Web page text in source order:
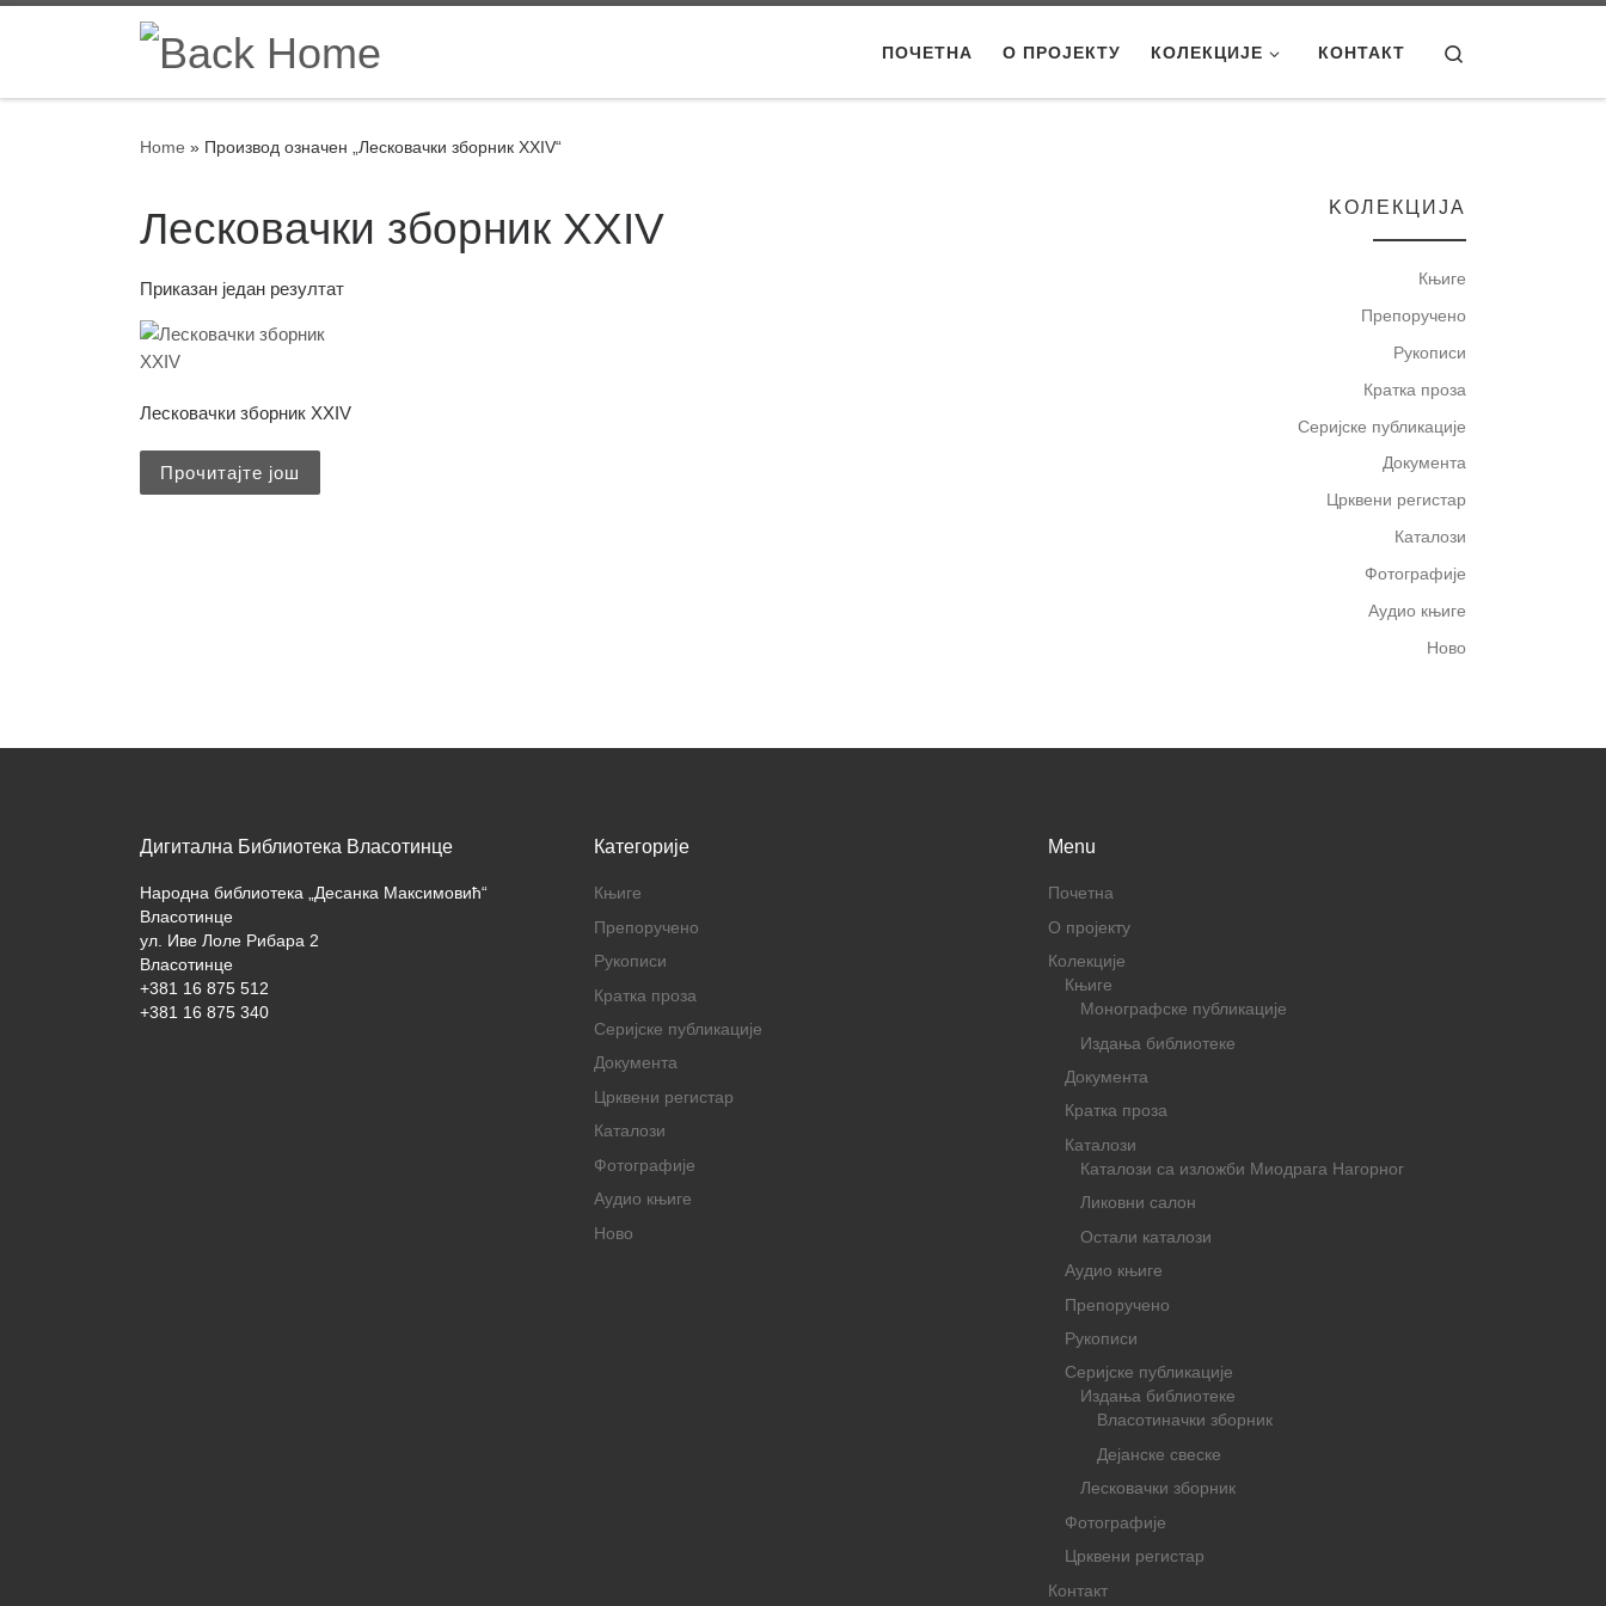
Skip to content
ПОЧЕТНА О ПРОЈЕКТУ КОЛЕКЦИЈЕ КОНТАКТ
Home » Производ oзначен „Лесковачки зборник XXIV“
Лесковачки зборник XXIV
Приказан један резултат
Лесковачки зборник XXIV
Прочитајте још
KOЛЕКЦИЈА
Књиге
Препоручено
Рукописи
Кратка проза
Серијске публикације
Документа
Црквени регистар
Каталози
Фотографије
Аудио књиге
Ново
Дигитална Библиотека Власотинце
Народна библиотека „Десанка Максимовић“
Власотинце
ул. Иве Лоле Рибара 2
Власотинце
+381 16 875 512
+381 16 875 340
Категорије
Књиге
Препоручено
Рукописи
Кратка проза
Серијске публикације
Документа
Црквени регистар
Каталози
Фотографије
Аудио књиге
Ново
Menu
Почетна
О пројекту
Колекције
Књиге
Монографске публикације
Издања библиотеке
Документа
Кратка проза
Каталози
Каталози са изложби Миодрага Нагорног
Ликовни салон
Остали каталози
Аудио књиге
Препоручено
Рукописи
Серијске публикације
Издања библиотеке
Власотиначки зборник
Дејанске свеске
Лесковачки зборник
Фотографије
Црквени регистар
Контакт